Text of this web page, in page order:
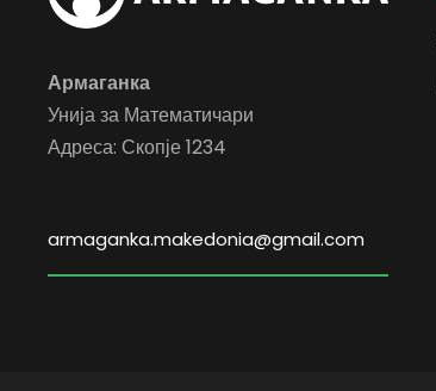
Армаганка
Унија за Математичари
Адреса: Скопје 1234
armaganka.makedonia@gmail.com